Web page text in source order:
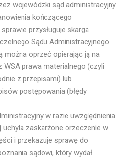
wojewódzki sąd administracyjny
kończącego
przysługuje skarga
Sądu Administracyjnego.
można oprzeć opierając ją na
WSA prawa materialnego (czyli
z przepisami) lub
postępowania (błędy
w razie uwzględnienia
uchyla zaskarżone orzeczenie w
i przekazuje sprawę do
sądowi, który wydał